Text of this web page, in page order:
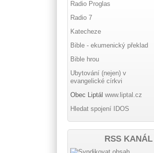
Radio Proglas
Radio 7
Katecheze
Bible - ekumenický překlad
Bible hrou
Ubytování (nejen) v
evangelické církvi
Obec Liptálwww.liptal.cz
Hledat spojení IDOS
RSS KANÁL